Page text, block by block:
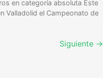
en categoría absoluta Este
Valladolid el Campeonato de
Siguiente →